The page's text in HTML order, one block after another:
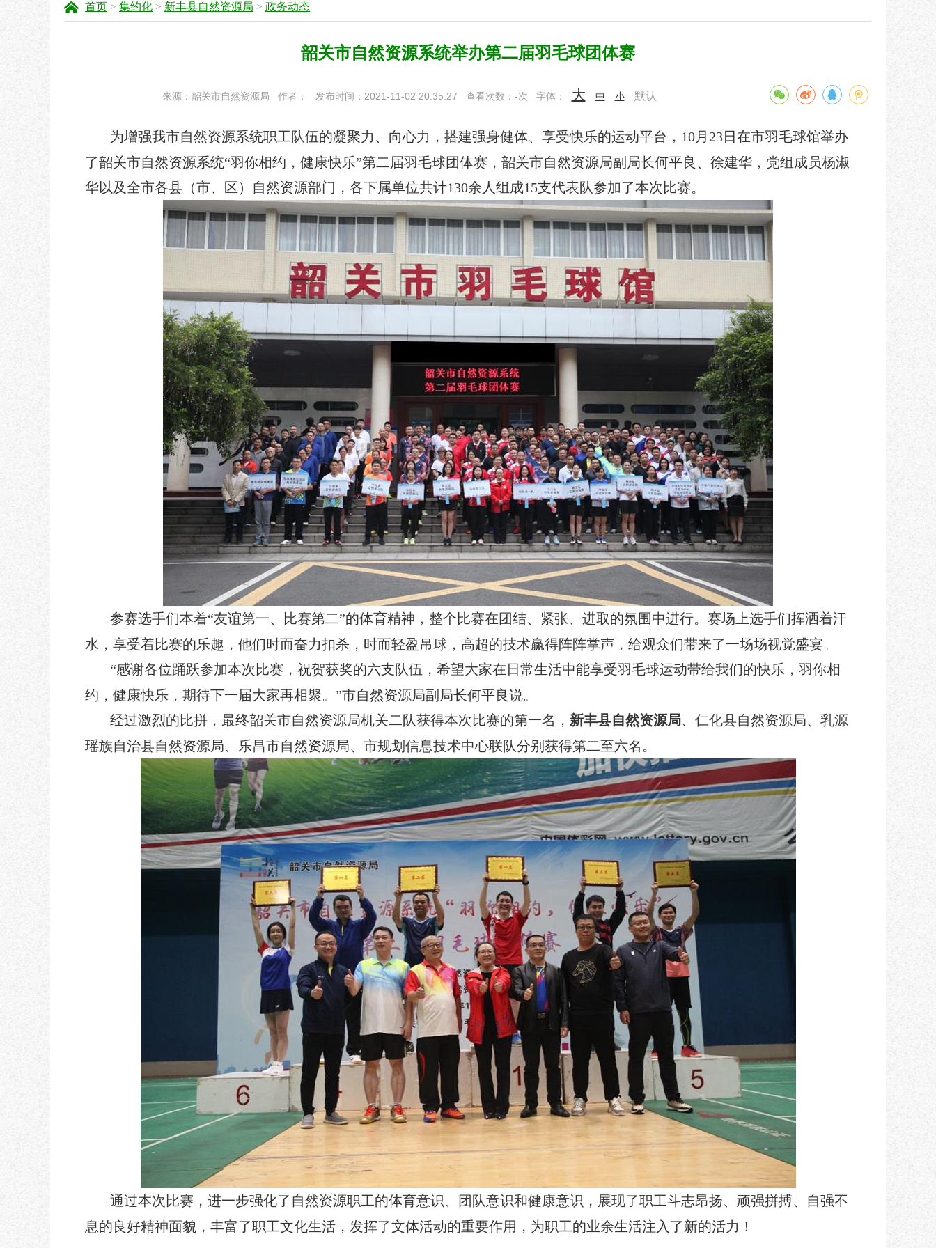
首页 > 集约化 > 新丰县自然资源局 > 政务动态
韶关市自然资源系统举办第二届羽毛球团体赛
来源：韶关市自然资源局 作者： 发布时间：2021-11-02 20:35:27 查看次数： -次 字体： 大 中 小 默认
为增强我市自然资源系统职工队伍的凝聚力、向心力，搭建强身健体、享受快乐的运动平台，10月23日在市羽毛球馆举办
了韶关市自然资源系统“羽你相约，健康快乐”第二届羽毛球团体赛，韶关市自然资源局副局长何平良、徐建华，党组成员杨淑
华以及全市各县（市、区）自然资源部门，各下属单位共计130余人组成15支代表队参加了本次比赛。
参赛选手们本着“友谊第一、比赛第二”的体育精神，整个比赛在团结、紧张、进取的氛围中进行。赛场上选手们挥洒着汗
水，享受着比赛的乐趣，他们时而奋力扣杀，时而轻盈吊球，高超的技术赢得阵阵掌声，给观众们带来了一场场视觉盛宴。
“感谢各位踊跃参加本次比赛，祝贺获奖的六支队伍，希望大家在日常生活中能享受羽毛球运动带给我们的快乐，羽你相
约，健康快乐，期待下一届大家再相聚。”市自然资源局副局长何平良说。
经过激烈的比拼，最终韶关市自然资源局机关二队获得本次比赛的第一名， 新丰县自然资源局、仁化县自然资源局、乳源
瑶族自治县自然资源局、乐昌市自然资源局、市规划信息技术中心联队分别获得第二至六名。
通过本次比赛，进一步强化了自然资源职工的体育意识、团队意识和健康意识，展现了职工斗志昂扬、顽强拼搏、自强不
息的良好精神面貌，丰富了职工文化生活，发挥了文体活动的重要作用，为职工的业余生活注入了新的活力！